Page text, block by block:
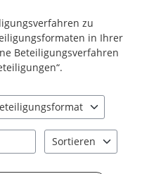
zu
in Ihrer
Beteiligungsverfahren
Sortieren